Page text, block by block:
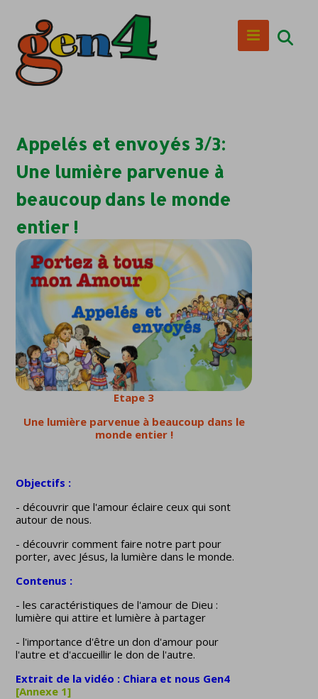
Appelés et envoyés 3/3:
Une lumière parvenue à
beaucoup dans le monde
entier !
Etape 3
Une lumière parvenue à beaucoup dans le
monde entier !
Objectifs :
- découvrir que l'amour éclaire ceux qui sont
autour de nous.
- découvrir comment faire notre part pour
porter, avec Jésus, la lumière dans le monde.
Contenus :
- les caractéristiques de l'amour de Dieu :
lumière qui attire et lumière à partager
- l'importance d'être un don d'amour pour
l'autre et d'accueillir le don de l'autre.
Extrait de la vidéo : Chiara et nous Gen4
[Annexe 1]